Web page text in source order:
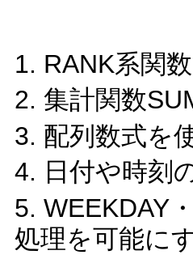
RANK系関
集計関数
配列数式を
日付や時刻
WEEKDAY
処理を可能に